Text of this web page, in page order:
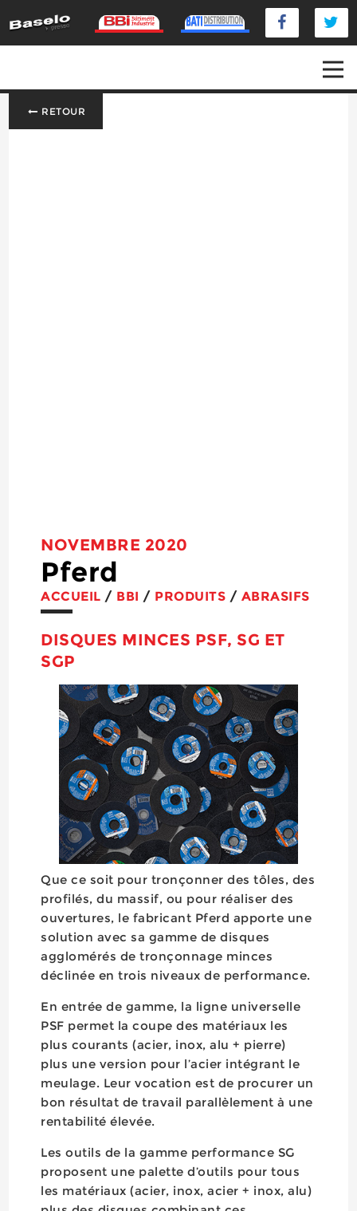
RETOUR
NOVEMBRE 2020
Pferd
ACCUEIL / BBI / PRODUITS / ABRASIFS
DISQUES MINCES PSF, SG ET
SGP
Que ce soit pour tronçonner des tôles, des
profilés, du massif, ou pour réaliser des
ouvertures, le fabricant Pferd apporte une
solution avec sa gamme de disques
agglomérés de tronçonnage minces
déclinée en trois niveaux de performance.
En entrée de gamme, la ligne universelle
PSF permet la coupe des matériaux les
plus courants (acier, inox, alu + pierre)
plus une version pour l’acier intégrant le
meulage. Leur vocation est de procurer un
bon résultat de travail parallèlement à une
rentabilité élevée.
Les outils de la gamme performance SG
proposent une palette d’outils pour tous
les matériaux (acier, inox, acier + inox, alu)